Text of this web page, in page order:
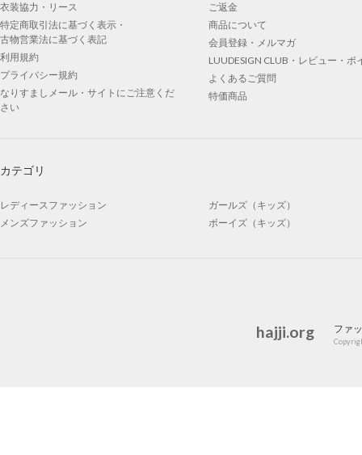
衣装協力・リース
特定商取引法に基づく表示・
古物営業法に基づく表記
利用規約
プライバシー規約
なりすましメール・サイトにご注意くだ
さい
ご返金
商品について
会員登録・メルマガ
LUUDESIGN CLUB・レビュー・ポ
よくあるご質問
特価商品
カテゴリ
レディースファッション
メンズファッション
ガールズ（キッズ）
ボーイズ（キッズ）
hajji.org ファ